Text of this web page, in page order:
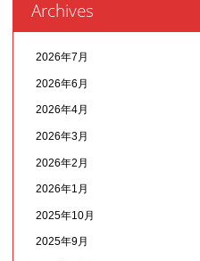
Archives
2026年7月
2026年6月
2026年4月
2026年3月
2026年2月
2026年1月
2025年10月
2025年9月